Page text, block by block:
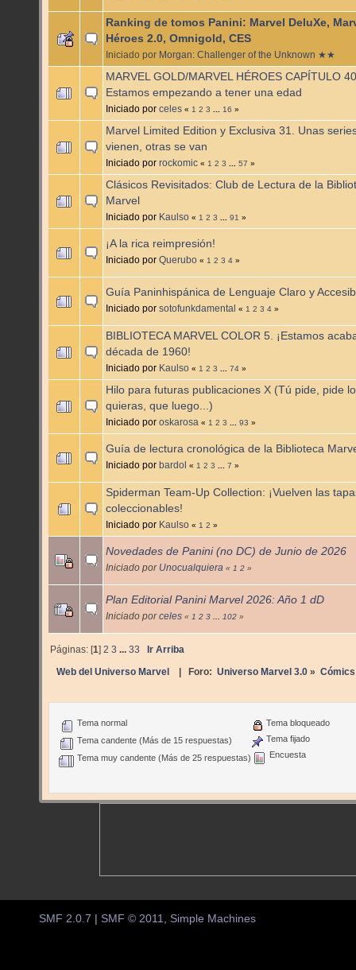
Ranking de tomos Panini: Marvel DeluXe,
Héroes 2.0, Omnigold, CES
Iniciado por Morgan: Challenger of the Unknown ★★
MARVEL GOLD/MARVEL HÉROES CAPÍTULO
Estamos empezando a tener una edad
Iniciado por celes « 1 2 3 16 »
Marvel Limited Edition y Exclusiva 31. Unas
vienen, otras se van
Iniciado por rockomic « 1 2 3 57 »
Clásicos Revisitados: Club de Lectura de la
Marvel
Iniciado por Kaulso « 1 2 3 91 »
¡A la rica reimpresión!
Iniciado por Querubo « 1 2 3 4 »
Guía Paninhispánica de Lenguaje Claro y
Iniciado por sotofunkdamental « 1 2 3 4 »
BIBLIOTECA MARVEL COLOR 5. ¡Estamos
década de 1960!
Iniciado por Kaulso « 1 2 3 74 »
Hilo para futuras publicaciones X (Tú pide, pide
quieras, que luego...)
Iniciado por oskarosa « 1 2 3 93 »
Guía de lectura cronológica de la Biblioteca
Iniciado por bardol « 1 2 3 7 »
Spiderman Team-Up Collection: ¡Vuelven las
coleccionables!
Iniciado por Kaulso « 1 2 »
Novedades de Panini (no DC) de Junio de 2026
Iniciado por Unocualquiera « 1 2 »
Plan Editorial Panini Marvel 2026: Año 1 dD
Iniciado porceles « 1 2 3 102 »
Páginas: [1]2 3 ...33 Ir Arriba
Web del Universo Marvel | Foro: Universo Marvel 3.0» Cómics
Tema normal
Tema candente (Más de 15 respuestas)
Tema muy candente (Más de 25 respuestas)
Tema bloqueado
Tema fijado
Encuesta
SMF 2.0.7 SMF © 2011 Simple Machines